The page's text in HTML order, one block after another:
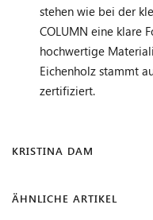
stehen wie bei der
COLUMN eine klare
hochwertige
Eichenholz stammt
zertifiziert.
KRISTINA DAM
ÄHNLICHE ARTIKEL